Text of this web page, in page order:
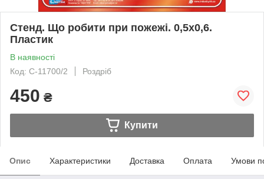
Стенд. Що робити при пожежі. 0,5х0,6.
Пластик
В наявності
Код: С-11700/2
Роздріб
450 ₴
Купити
Опис Характеристики Доставка Оплата Умови